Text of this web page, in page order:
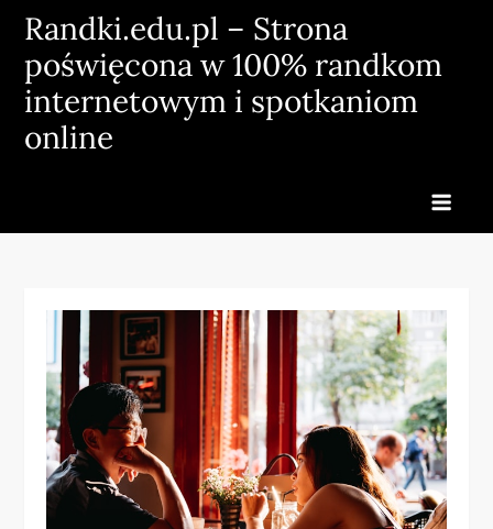
Skip
content
Randki.edu.pl – Strona
poświęcona w 100% randkom
internetowym i spotkaniom
online